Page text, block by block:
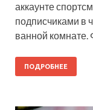
аккаунте
подписчиками в
ванной
ПОДРОБНЕЕ